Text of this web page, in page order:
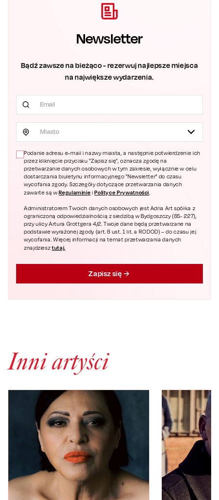
Newsletter
Bądź zawsze na bieżąco - rezerwuj najlepsze miejsca
na największe wydarzenia.
Miasto
Podanie adresu e-mail i nazwy miasta, a następnie potwierdzenie ich
przez kliknięcie przycisku "Zapisz się", oznacza zgodę na
przetwarzanie danych osobowych w tym zakresie, wyłącznie w celu
dostarczania biuletynu informacyjnego "Newsletter" do czasu
wycofania zgody. Szczegóły dotyczące przetwarzania danych
zawarte są wRegulaminie iPolityce Prywatności.
Administratorem Twoich danych osobowych jest Adria Art spółka z
ograniczoną odpowiedzialnością z siedzibą w Bydgoszczy (85- 227),
przy ulicy Artura Grottgera 4/2. Twoje dane będą przetwarzane na
podstawie wyrażonej zgody (art. 6 ust. 1 lit. a RODOD) – do czasu jej
wycofania. Więcej informacji na temat przetwarzania danych
znajdziesztutaj.
Zapisz się
Inni artyści